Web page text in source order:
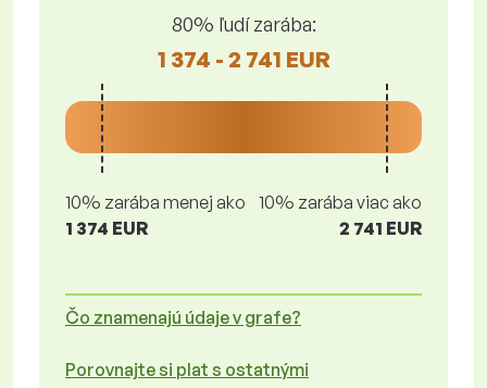
80% ľudí zarába:
1 374 - 2 741 EUR
10% zarába menej ako
1 374 EUR
10% zarába viac ako
2 741 EUR
Čo znamenajú údaje v grafe?
Porovnajte si plat s ostatnými